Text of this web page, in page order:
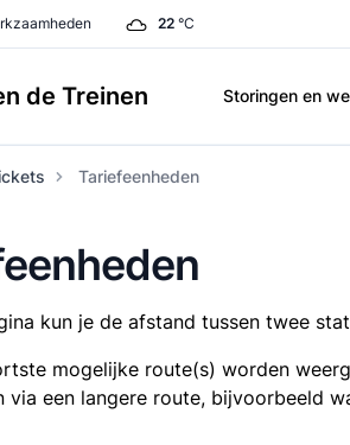
22 °C
de Treinen Storingen en
Tariefeenheden
kun je de afstand tussen twee
mogelijke route(s) worden
via een langere route, bijvoorbeeld